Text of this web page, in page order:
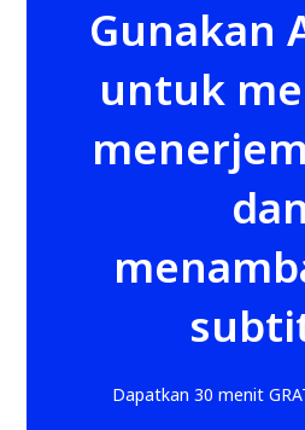
Gunakan
untuk
dan
Dapatkan 30 menit